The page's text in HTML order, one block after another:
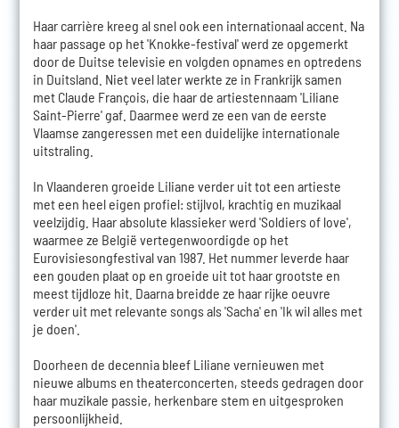
Haar carrière kreeg al snel ook een internationaal accent. Na
haar passage op het 'Knokke-festival' werd ze opgemerkt
door de Duitse televisie en volgden opnames en optredens
in Duitsland. Niet veel later werkte ze in Frankrijk samen
met Claude François, die haar de artiestennaam 'Liliane
Saint-Pierre' gaf. Daarmee werd ze een van de eerste
Vlaamse zangeressen met een duidelijke internationale
uitstraling.
In Vlaanderen groeide Liliane verder uit tot een artieste
met een heel eigen profiel: stijlvol, krachtig en muzikaal
veelzijdig. Haar absolute klassieker werd 'Soldiers of love',
waarmee ze België vertegenwoordigde op het
Eurovisiesongfestival van 1987. Het nummer leverde haar
een gouden plaat op en groeide uit tot haar grootste en
meest tijdloze hit. Daarna breidde ze haar rijke oeuvre
verder uit met relevante songs als 'Sacha' en 'Ik wil alles met
je doen'.
Doorheen de decennia bleef Liliane vernieuwen met
nieuwe albums en theaterconcerten, steeds gedragen door
haar muzikale passie, herkenbare stem en uitgesproken
persoonlijkheid.